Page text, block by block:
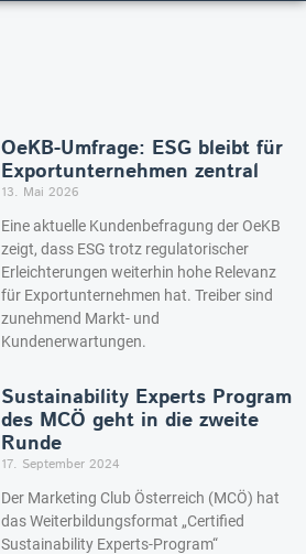
OeKB-Umfrage: ESG bleibt für
Exportunternehmen zentral
13. Mai 2026
Eine aktuelle Kundenbefragung der OeKB
zeigt, dass ESG trotz regulatorischer
Erleichterungen weiterhin hohe Relevanz
für Exportunternehmen hat. Treiber sind
zunehmend Markt- und
Kundenerwartungen.
Sustainability Experts Program
des MCÖ geht in die zweite
Runde
17. September 2024
Der Marketing Club Österreich (MCÖ) hat
das Weiterbildungsformat „Certified
Sustainability Experts-Program“